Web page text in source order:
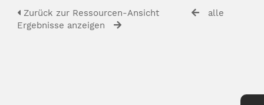
Zurück zur Ressourcen-Ansicht
alle
Ergebnisse anzeigen